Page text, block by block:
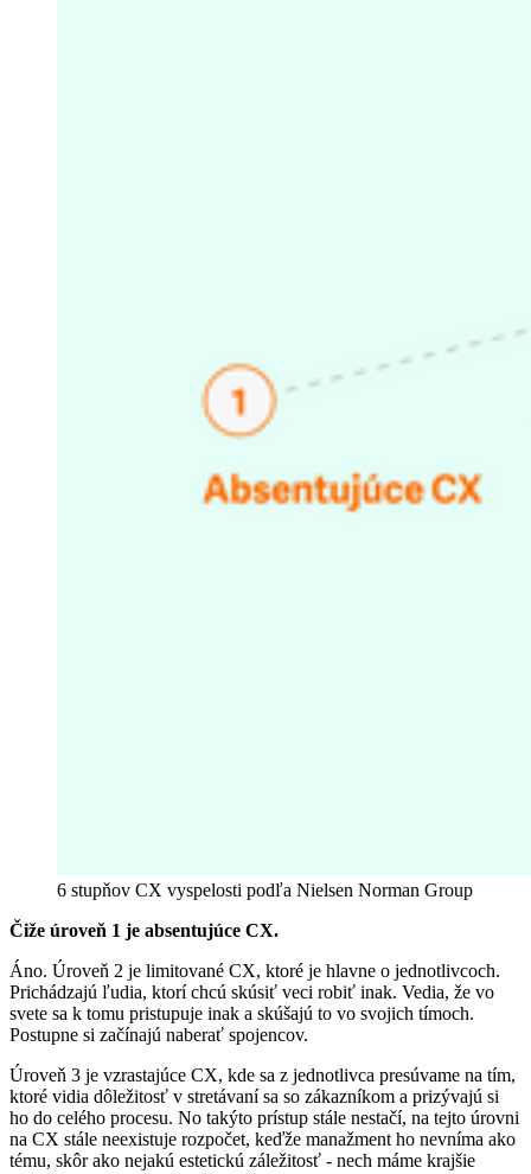
6 stupňov CX vyspelosti podľa Nielsen Norman Group
Čiže úroveň 1 je absentujúce CX.
Áno. Úroveň 2 je limitované CX, ktoré je hlavne o jednotlivcoch.
Prichádzajú ľudia, ktorí chcú skúsiť veci robiť inak. Vedia, že vo
svete sa k tomu pristupuje inak a skúšajú to vo svojich tímoch.
Postupne si začínajú naberať spojencov.
Úroveň 3 je vzrastajúce CX, kde sa z jednotlivca presúvame na tím,
ktoré vidia dôležitosť v stretávaní sa so zákazníkom a prizývajú si
ho do celého procesu. No takýto prístup stále nestačí, na tejto úrovni
na CX stále neexistuje rozpočet, keďže manažment ho nevníma ako
tému, skôr ako nejakú estetickú záležitosť - nech máme krajšie